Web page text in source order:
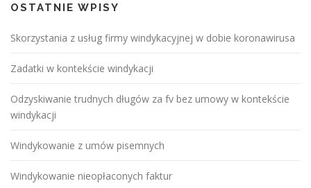
OSTATNIE WPISY
Skorzystania z usług firmy windykacyjnej w dobie koronawirusa
Zadatki w kontekście windykacji
Odzyskiwanie trudnych długów za fv bez umowy w kontekście
windykacji
Windykowanie z umów pisemnych
Windykowanie nieopłaconych faktur